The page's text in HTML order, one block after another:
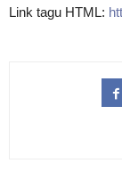
Link tagu HTML: